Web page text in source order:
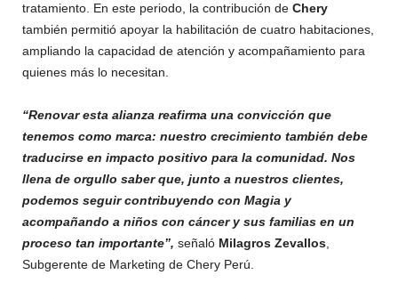
tratamiento. En este periodo, la contribución de Chery
también permitió apoyar la habilitación de cuatro habitaciones,
ampliando la capacidad de atención y acompañamiento para
quienes más lo necesitan.
“Renovar esta alianza reafirma una convicción que
tenemos como marca: nuestro crecimiento también debe
traducirse en impacto positivo para la comunidad. Nos
llena de orgullo saber que, junto a nuestros clientes,
podemos seguir contribuyendo con Magia y
acompañando a niños con cáncer y sus familias en un
proceso tan importante”, señaló Milagros Zevallos,
Subgerente de Marketing de Chery Perú.